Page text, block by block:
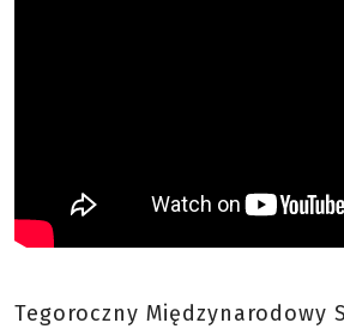
Tegoroczny Międzynarodowy